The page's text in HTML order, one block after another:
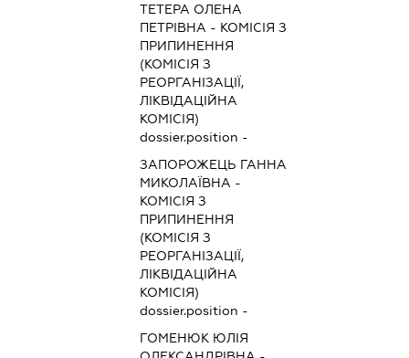
ТЕТЕРА ОЛЕНА
ПЕТРІВНА - КОМІСІЯ З
ПРИПИНЕННЯ
(КОМІСІЯ З
РЕОРГАНІЗАЦІЇ,
ЛІКВІДАЦІЙНА
КОМІСІЯ)
dossier.position -
ЗАПОРОЖЕЦЬ ГАННА
МИКОЛАЇВНА -
КОМІСІЯ З
ПРИПИНЕННЯ
(КОМІСІЯ З
РЕОРГАНІЗАЦІЇ,
ЛІКВІДАЦІЙНА
КОМІСІЯ)
dossier.position -
ГОМЕНЮК ЮЛІЯ